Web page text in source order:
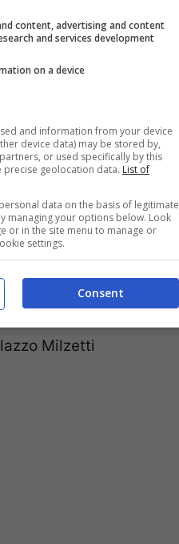
Milzetti
content, advertising and content
and services development
on a device
and information from your device
device data) may be stored by,
or used specifically by this
precise geolocation data. List of
data on the basis of legitimate
managing your options below. Look
or in the site menu to manage or
settings.
Consent